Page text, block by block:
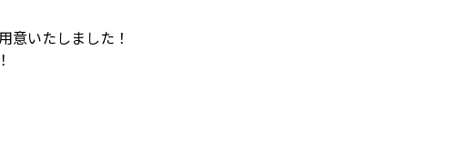
意いたしました！